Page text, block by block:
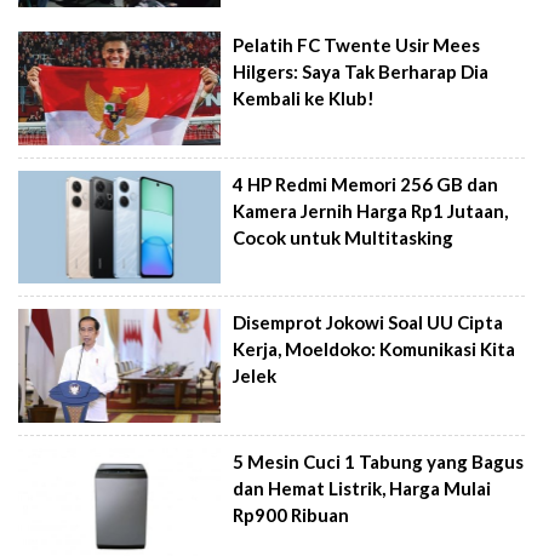
Pelatih FC Twente Usir Mees
Hilgers: Saya Tak Berharap Dia
Kembali ke Klub!
4 HP Redmi Memori 256 GB dan
Kamera Jernih Harga Rp1 Jutaan,
Cocok untuk Multitasking
Disemprot Jokowi Soal UU Cipta
Kerja, Moeldoko: Komunikasi Kita
Jelek
5 Mesin Cuci 1 Tabung yang Bagus
dan Hemat Listrik, Harga Mulai
Rp900 Ribuan